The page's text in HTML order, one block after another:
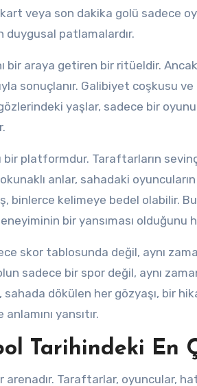
kart veya son dakika golü sadece
duygusal patlamalardır.
bir araya getiren bir ritüeldir.
sonuçlanır. Galibiyet coşkusu
yaşlar, sadece bir
platformdur. Taraftarların sevinç
anlar, sahadaki
binlerce kelimeye bedel olabilir.
bir yansıması olduğunu
skor tablosunda değil, aynı
sadece bir spor değil, aynı
sahada dökülen her gözyaşı, bir
yansıtır.
Tarihindeki En
arenadır. Taraftarlar, oyuncular,